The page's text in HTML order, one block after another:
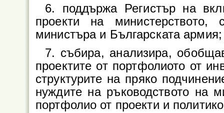
6. поддържа Регистър на
проекти на министерството,
министъра и Българската армия;
7. събира, анализира,
проектите от портфолиото от
структурите на пряко
нуждите на ръководството на
портфолио от проекти и